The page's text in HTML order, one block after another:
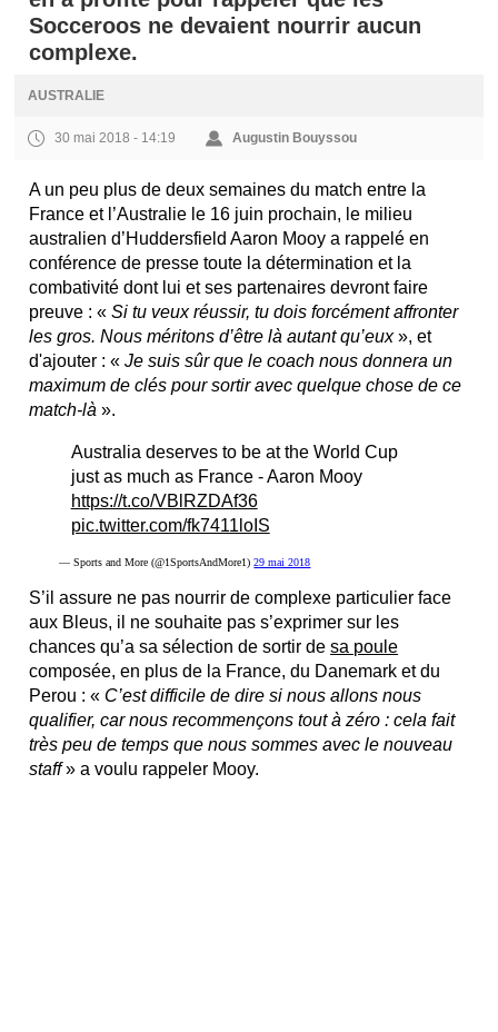
Socceroos ne devaient nourrir aucun
complexe.
AUSTRALIE
30 mai 2018 - 14:19 Augustin Bouyssou
A un peu plus de deux semaines du match entre la
France et l’Australie le 16 juin prochain, le milieu
australien d’Huddersfield Aaron Mooy a rappelé en
conférence de presse toute la détermination et la
combativité dont lui et ses partenaires devront faire
preuve : «Si tu veux réussir, tu dois forcément affronter
les gros. Nous méritons d’être là autant qu’eux», et
d'ajouter : « Je suis sûr que le coach nous donnera un
maximum de clés pour sortir avec quelque chose de ce
match-là».
Australia deserves to be at the World Cup
just as much as France - Aaron Mooy
https://t.co/VBlRZDAf36
pic.twitter.com/fk7411loIS
— Sports and More (@1SportsAndMore1)29 mai 2018
S’il assure ne pas nourrir de complexe particulier face
aux Bleus, il ne souhaite pas s’exprimer sur les
chances qu’a sa sélection de sortir desa poule
composée, en plus de la France, du Danemark et du
Perou : « C’est difficile de dire si nous allons nous
qualifier, car nous recommençons tout à zéro : cela fait
très peu de temps que nous sommes avec le nouveau
staff» a voulu rappeler Mooy.